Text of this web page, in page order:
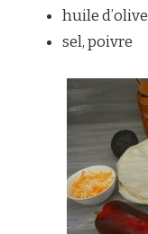
huile d’olive
sel, poivre